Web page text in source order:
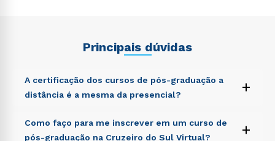
Principais dúvidas
A certificação dos cursos de pós-graduação a
distância é a mesma da presencial?
+
Sed ut perspiciatis unde omnis iste natus error sit
voluptatem accusantium doloremque laudantium,
Como faço para me inscrever em um curso de
pós-graduação na Cruzeiro do Sul Virtual?
+